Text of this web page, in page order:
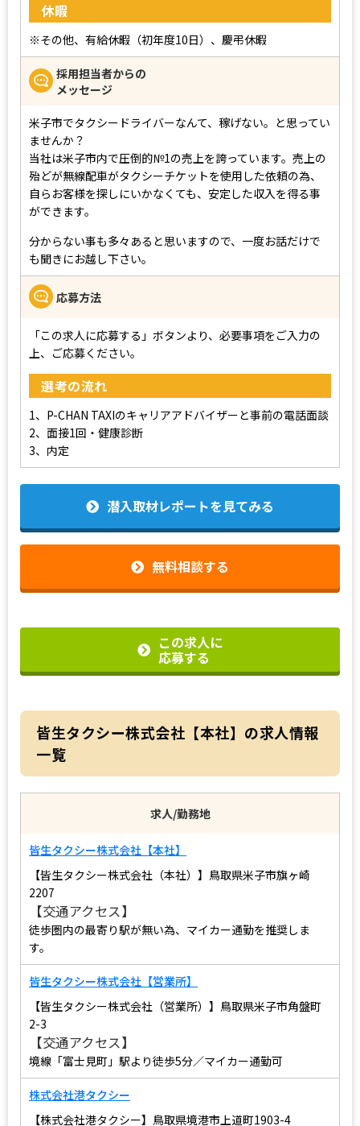
休暇
※その他、有給休暇（初年度10日）、慶弔休暇
採用担当者からの
メッセージ
米子市でタクシードライバーなんて、稼げない。と思ってい
ませんか？
当社は米子市内で圧倒的№1の売上を誇っています。売上の
殆どが無線配車がタクシーチケットを使用した依頼の為、
自らお客様を探しにいかなくても、安定した収入を得る事
ができます。
分からない事も多々あると思いますので、一度お話だけで
も聞きにお越し下さい。
応募方法
「この求人に応募する」ボタンより、必要事項をご入力の
上、ご応募ください。
選考の流れ
1、P-CHAN TAXIのキャリアアドバイザーと事前の電話面談
2、面接1回・健康診断
3、内定
潜入取材レポートを見てみる
無料相談する
この求人に
応募する
皆生タクシー株式会社【本社】の求人情報
一覧
求人/勤務地
皆生タクシー株式会社【本社】
【皆生タクシー株式会社（本社）】 鳥取県米子市旗ヶ崎
2207
【交通アクセス】
徒歩圏内の最寄り駅が無い為、マイカー通勤を推奨しま
す。
皆生タクシー株式会社【営業所】
【皆生タクシー株式会社（営業所）】 鳥取県米子市角盤町
2-3
【交通アクセス】
境線「富士見町」駅より徒歩5分／マイカー通勤可
株式会社港タクシー
【株式会社港タクシー】 鳥取県境港市上道町1903-4